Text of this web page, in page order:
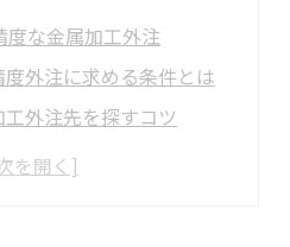
な金属加工外注
外注に求める条件とは
外注先を探すコツ
金属加工業者の見極め方